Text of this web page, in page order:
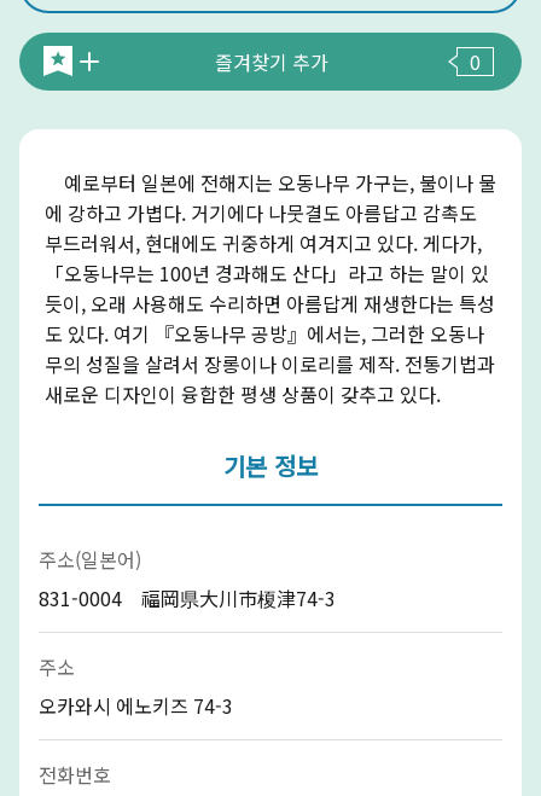
즐겨찾기 추가 0
예로부터 일본에 전해지는 오동나무 가구는, 불이나 물
에 강하고 가볍다. 거기에다 나뭇결도 아름답고 감촉도
부드러워서, 현대에도 귀중하게 여겨지고 있다. 게다가,
「오동나무는 100년 경과해도 산다」라고 하는 말이 있
듯이, 오래 사용해도 수리하면 아름답게 재생한다는 특성
도 있다. 여기 『오동나무 공방』에서는, 그러한 오동나
무의 성질을 살려서 장롱이나 이로리를 제작. 전통기법과
새로운 디자인이 융합한 평생 상품이 갖추고 있다.
기본 정보
주소(일본어)
831-0004 福岡県大川市榎津74-3
주소
오카와시 에노키즈 74-3
전화번호